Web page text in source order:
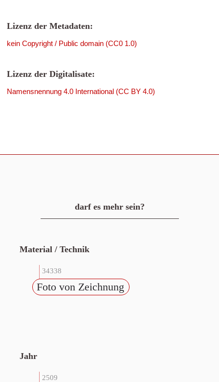
Lizenz der Metadaten:
kein Copyright / Public domain (CC0 1.0)
Lizenz der Digitalisate:
Namensnennung 4.0 International (CC BY 4.0)
darf es mehr sein?
Material / Technik
34338
Foto von Zeichnung
Jahr
2509